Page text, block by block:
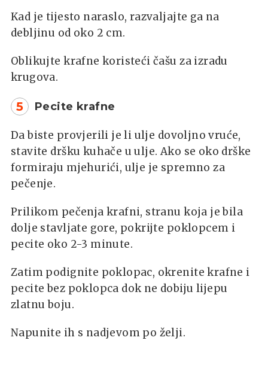
Kad je tijesto naraslo, razvaljajte ga na
debljinu od oko 2 cm.
Oblikujte krafne koristeći čašu za izradu
krugova.
5 Pecite krafne
Da biste provjerili je li ulje dovoljno vruće,
stavite dršku kuhače u ulje. Ako se oko drške
formiraju mjehurići, ulje je spremno za
pečenje.
Prilikom pečenja krafni, stranu koja je bila
dolje stavljate gore, pokrijte poklopcem i
pecite oko 2-3 minute.
Zatim podignite poklopac, okrenite krafne i
pecite bez poklopca dok ne dobiju lijepu
zlatnu boju.
Napunite ih s nadjevom po želji.